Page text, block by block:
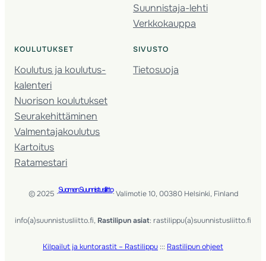
Suunnistaja-lehti
Verkkokauppa
KOULUTUKSET
Koulutus ja koulutus­
kalenteri
Nuorison koulutukset
Seura­kehittäminen
Valmentaja­koulutus
Kartoitus
Ratamestari
SIVUSTO
Tietosuoja
© 2025 ·Suomen Suunnistusliitto· Valimotie 10, 00380 Helsinki, Finland
info(a)suunnistusliitto.fi, Rastilipun asiat: rastilippu(a)suunnistusliitto.fi
Kilpailut ja kuntorastit – Rastilippu ::: Rastilipun ohjeet